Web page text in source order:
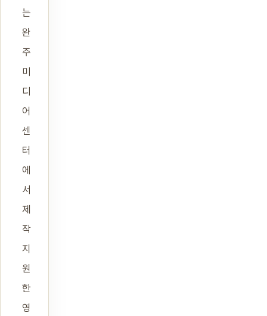
는
완
주
미
디
어
센
터
에
서
제
작
지
원
한
영